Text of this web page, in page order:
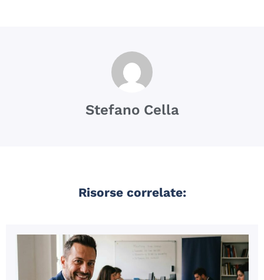
Stefano Cella
Risorse correlate: